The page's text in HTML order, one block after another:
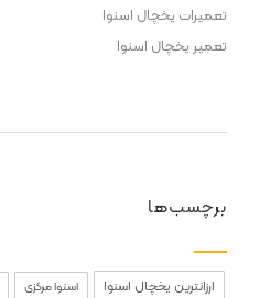
تعمیرات یخچال اسنوا
تعمیر یخچال اسنوا
برچسب‌ها
ارزانترین یخچال اسنوا اسنوا مرکزی